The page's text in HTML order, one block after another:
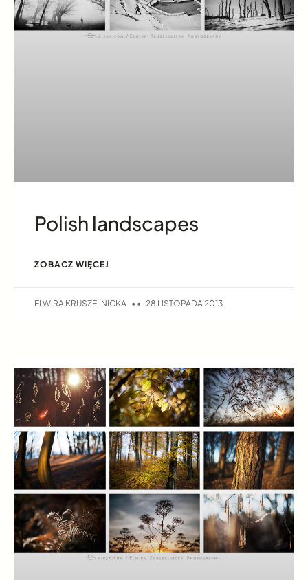
Polish landscapes
ZOBACZ WIĘCEJ
ELWIRA KRUSZELNICKA 28 LISTOPADA 2013